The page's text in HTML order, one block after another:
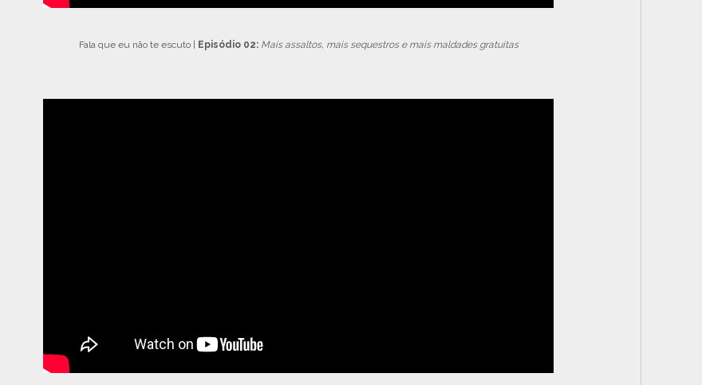
Fala que eu não te escuto | Episódio 02: Mais assaltos, mais sequestros e mais maldades gratuitas